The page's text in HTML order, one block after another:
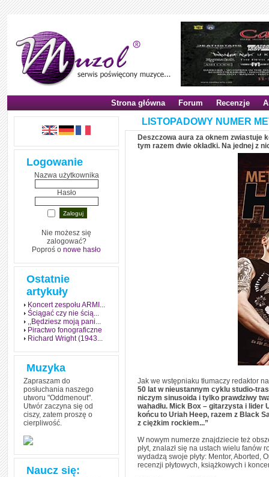
Strona główna Forum Recenzje
Logowanie
Nazwa użytkownika
Hasło
Nie możesz się
zalogować?
Poproś o nowe hasło
Ostatnie
artykuły
Koncert zespołu ARMI...
Ściągać czy nie ścią...
,,Będziesz moją pani...
Piractwo fonograficzne
Richard Wright (1943...
Muzyka
Zapraszam do
posłuchania naszego
utworu "Oddmenout".
Utwór zaczyna się od
ciszy, zatem proszę o
cierpliwość.
Naucz się:
Jak stworzyć fenomen
egzamin? Poznaj metody
LISTOPADOWY NUMER
Deszczowa aura za oknem zwiastuje
tym razem dwie okładki. Na jednej z
Jak we wstępniaku tłumaczy redaktor
50 lat w nieustannym cyklu studio-
niczym sinusoida i tylko prawdziwy
wahadłu. Mick Box – gitarzysta i lider
końcu to Uriah Heep, razem z Black
z ciężkim rockiem...”
W nowym numerze znajdziecie też
płyt, znalazł się na ustach wielu fanów
wydadzą swoje płyty: Mentor, Aborted,
recenzji płytowych, książkowych i